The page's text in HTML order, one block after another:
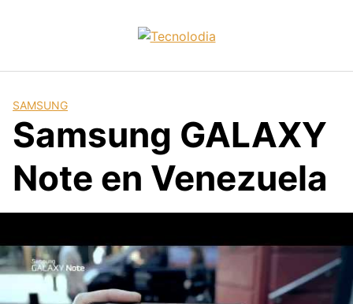
SAMSUNG
Samsung GALAXY
Note en Venezuela